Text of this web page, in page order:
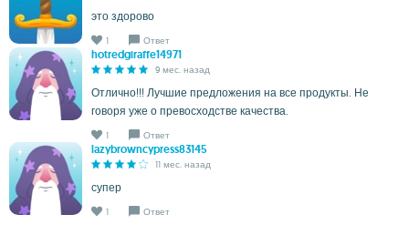
это здорово
1 Ответ
hotredgiraffe14971
9 мес. назад
Отлично!!! Лучшие предложения на все продукты. Не
говоря уже о превосходстве качества.
1 Ответ
lazybrowncypress83145
11 мес. назад
супер
1 Ответ